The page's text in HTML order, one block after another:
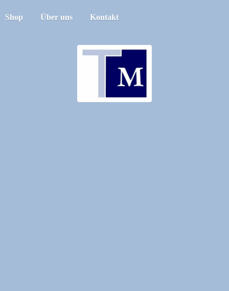
Shop Über uns Kontakt